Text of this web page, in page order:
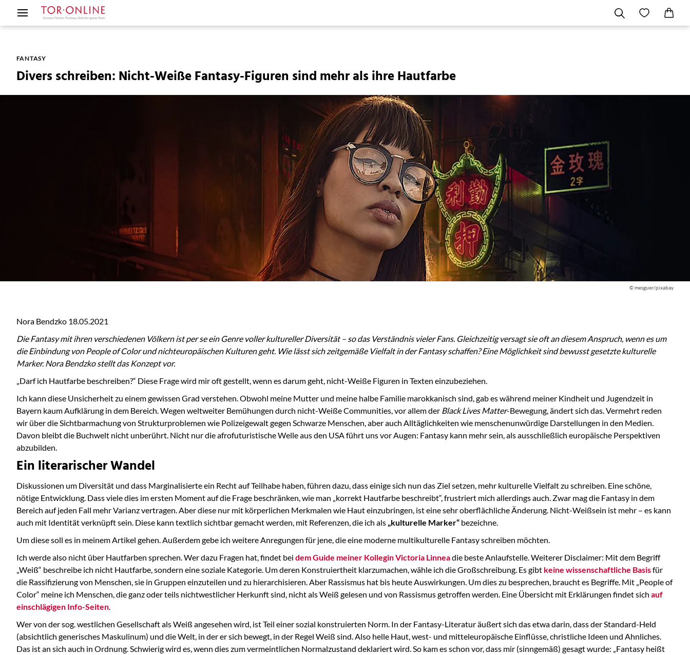
FANTASY
Divers schreiben: Nicht-Weiße Fantasy-Figuren sind mehr als ihre Hautfarbe
© mesguer/pixabay
Nora Bendzko 18.05.2021
Die Fantasy mit ihren verschiedenen Völkern ist per se ein Genre voller kultureller Diversität – so das Verständnis vieler Fans. Gleichzeitig versagt sie oft an diesem Anspruch, wenn es um
die Einbindung von People of Color und nichteuropäischen Kulturen geht. Wie lässt sich zeitgemäße Vielfalt in der Fantasy schaffen? Eine Möglichkeit sind bewusst gesetzte kulturelle
Marker. Nora Bendzko stellt das Konzept vor.
„Darf ich Hautfarbe beschreiben?“ Diese Frage wird mir oft gestellt, wenn es darum geht, nicht-Weiße Figuren in Texten einzubeziehen.
Ich kann diese Unsicherheit zu einem gewissen Grad verstehen. Obwohl meine Mutter und meine halbe Familie marokkanisch sind, gab es während meiner Kindheit und Jugendzeit in
Bayern kaum Aufklärung in dem Bereich. Wegen weltweiter Bemühungen durch nicht-Weiße Communities, vor allem der Black Lives Matter-Bewegung, ändert sich das. Vermehrt reden
wir über die Sichtbarmachung von Strukturproblemen wie Polizeigewalt gegen Schwarze Menschen, aber auch Alltäglichkeiten wie menschenunwürdige Darstellungen in den Medien.
Davon bleibt die Buchwelt nicht unberührt. Nicht nur die afrofuturistische Welle aus den USA führt uns vor Augen: Fantasy kann mehr sein, als ausschließlich europäische Perspektiven
abzubilden.
Ein literarischer Wandel
Diskussionen um Diversität und dass Marginalisierte ein Recht auf Teilhabe haben, führen dazu, dass einige sich nun das Ziel setzen, mehr kulturelle Vielfalt zu schreiben. Eine schöne,
nötige Entwicklung. Dass viele dies im ersten Moment auf die Frage beschränken, wie man „korrekt Hautfarbe beschreibt“, frustriert mich allerdings auch. Zwar mag die Fantasy in dem
Bereich auf jeden Fall mehr Varianz vertragen. Aber diese nur mit körperlichen Merkmalen wie Haut einzubringen, ist eine sehr oberflächliche Änderung. Nicht-Weißsein ist mehr – es kann
auch mit Identität verknüpft sein. Diese kann textlich sichtbar gemacht werden, mit Referenzen, die ich als „kulturelle Marker“bezeichne.
Um diese soll es in meinem Artikel gehen. Außerdem gebe ich weitere Anregungen für jene, die eine moderne multikulturelle Fantasy schreiben möchten.
Ich werde also nicht über Hautfarben sprechen. Wer dazu Fragen hat, findet bei dem Guide meiner Kollegin Victoria Linneadie beste Anlaufstelle. Weiterer Disclaimer: Mit dem Begriff
„Weiß“ beschreibe ich nicht Hautfarbe, sondern eine soziale Kategorie. Um deren Konstruiertheit klarzumachen, wähle ich die Großschreibung. Es gibt keine wissenschaftliche Basisfür
die Rassifizierung von Menschen, sie in Gruppen einzuteilen und zu hierarchisieren. Aber Rassismus hat bis heute Auswirkungen. Um dies zu besprechen, braucht es Begriffe. Mit „People of
Color“ meine ich Menschen, die ganz oder teils nichtwestlicher Herkunft sind, nicht als Weiß gelesen und von Rassismus getroffen werden. Eine Übersicht mit Erklärungen findet sich auf
einschlägigen Info-Seiten.
Wer von der sog. westlichen Gesellschaft als Weiß angesehen wird, ist Teil einer sozial konstruierten Norm. In der Fantasy-Literatur äußert sich das etwa darin, dass der Standard-Held
(absichtlich generisches Maskulinum) und die Welt, in der er sich bewegt, in der Regel Weiß sind. Also helle Haut, west- und mitteleuropäische Einflüsse, christliche Ideen und Ahnliches.
Das ist an sich auch in Ordnung. Schwierig wird es, wenn dies zum vermeintlichen Normalzustand deklariert wird. So kam es schon vor, dass mir (sinngemäß) gesagt wurde: „Fantasy heißt